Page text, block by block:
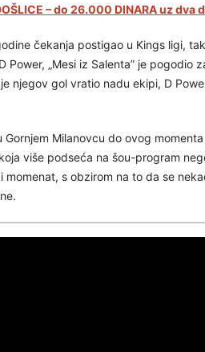
– do 26.000 DINARA uz dva
čekanja postigao u Kings ligi,
„Mesi iz Salenta” je pogodio
njegov gol vratio nadu ekipi, D
Milanovcu do ovog
više podseća na šou-program
s obzirom na to da se